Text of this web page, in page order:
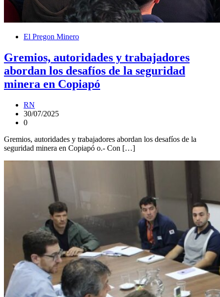
El Pregon Minero
Gremios, autoridades y trabajadores
abordan los desafíos de la seguridad
minera en Copiapó
RN
30/07/2025
0
Gremios, autoridades y trabajadores abordan los desafíos de la
seguridad minera en Copiapó o.- Con […]